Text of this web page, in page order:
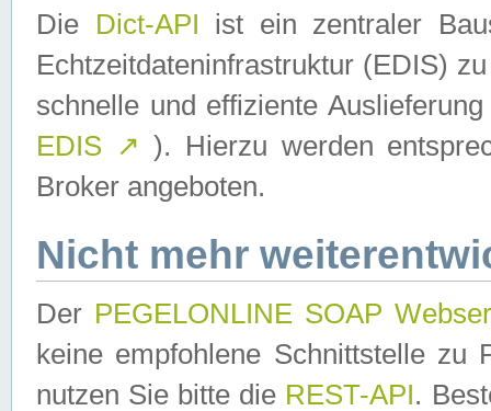
Die Dict-API ist ein zentraler
Echtzeitdateninfrastruktur (EDIS)
schnelle und effiziente
EDIS ↗ ). Hierzu werden
Broker angeboten.
Nicht mehr
Der PEGELONLINE SOAP
keine empfohlene Schnittstelle zu
nutzen Sie bitte die REST-API.